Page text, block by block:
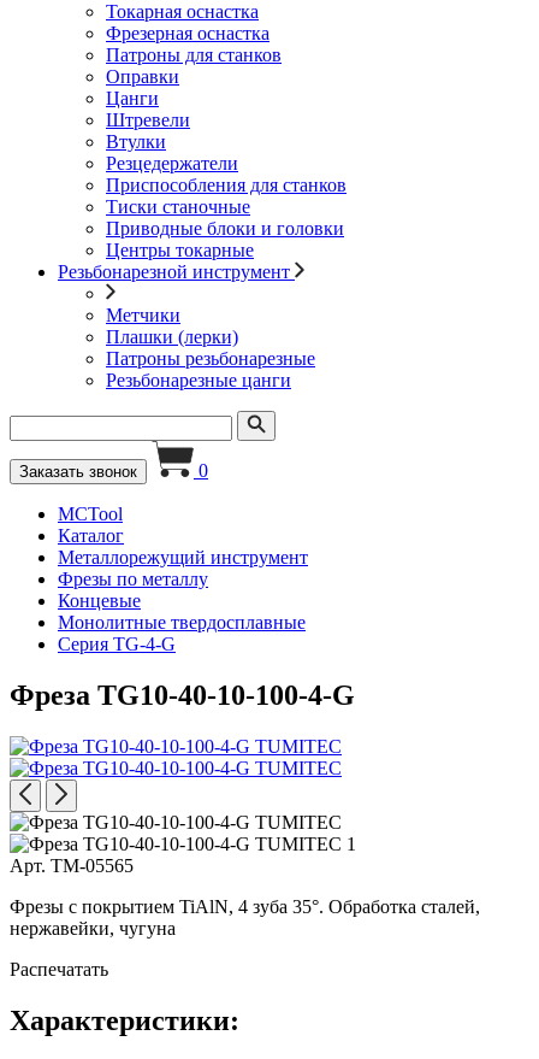
Токарная оснастка
Фрезерная оснастка
Патроны для станков
Оправки
Цанги
Штревели
Втулки
Резцедержатели
Приспособления для станков
Тиски станочные
Приводные блоки и головки
Центры токарные
Резьбонарезной инструмент
Метчики
Плашки (лерки)
Патроны резьбонарезные
Резьбонарезные цанги
Заказать звонок 0
MCTool
Каталог
Металлорежущий инструмент
Фрезы по металлу
Концевые
Монолитные твердосплавные
Серия TG-4-G
Фреза TG10-40-10-100-4-G
Арт. TM-05565
Фрезы с покрытием TiAlN, 4 зуба 35°. Обработка сталей,
нержавейки, чугуна
Распечатать
Характеристики: